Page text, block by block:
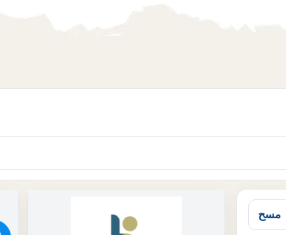
مسح